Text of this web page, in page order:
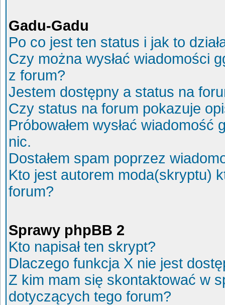
Gadu-Gadu
Po co jest ten status i jak to
Czy można wysłać wiadomości
z forum?
Jestem dostępny a status na
Czy status na forum pokazuje
Próbowałem wysłać
nic.
Dostałem spam poprzez
Kto jest autorem moda(skryptu)
forum?
Sprawy phpBB 2
Kto napisał ten skrypt?
Dlaczego funkcja X nie jest
Z kim mam się skontaktować w
dotyczących tego forum?